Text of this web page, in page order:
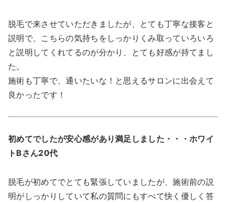
脱毛で来させていただきましたが、とても丁寧な接客と
説明で、こちらの気持ちをしっかりくみ取っていろいろ
と説明してくれてるのが分かり、とても好感が持てまし
た。
施術も丁寧で、通いたいな！と思えるサロンに出会えて
良かったです！
初めてでしたが安心感があり満足しました・・・ホワイ
トBさん20代
脱毛が初めてでとても緊張していましたが、施術前の説
明がしっかりしていて私の質問にもすべて快く優しく答